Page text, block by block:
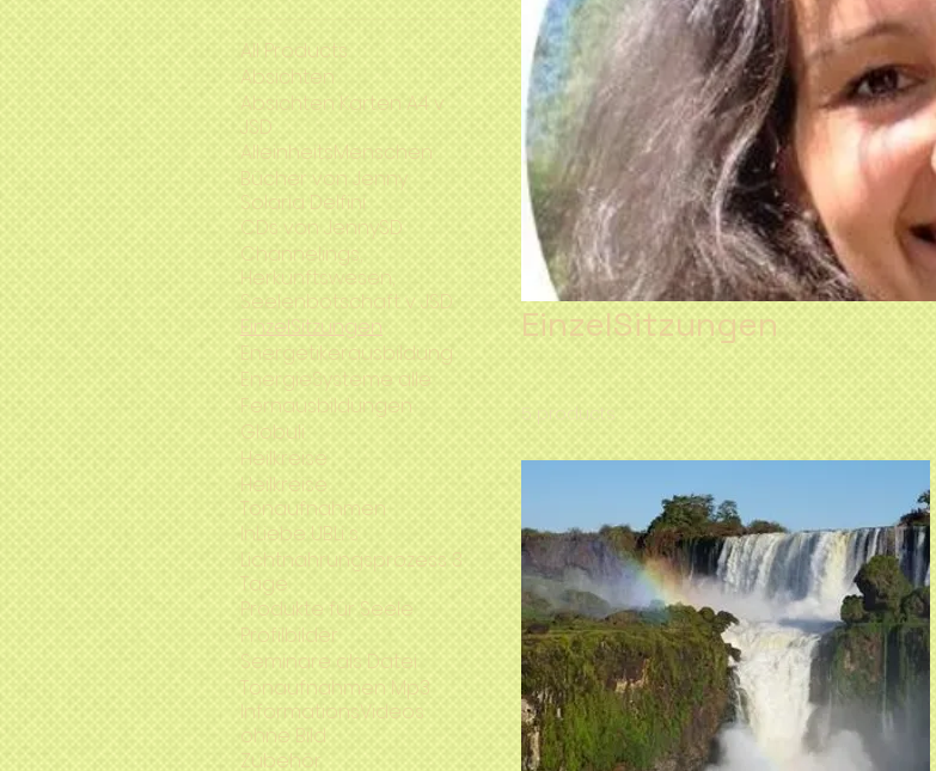
All Products
Absichten
Absichten Karten A4 v
JSD
AlleinheitsMenschen
Bücher von Jenny
Solaria Delfini
CDs von JennySD
Channelings,
Herkunftswesen,
Seelenbotschaft v JSD
EinzelSitzungen
Energetikerausbildung
EnergieSysteme alle
Fernausbildungen
Globuli
Heilkreise
Heilkreise
Tonaufnahmen
InLiebe UBLi s
Lichtnahrungsprozess 3
Tage
Produkte für Seele
Profilbilder
Seminare als Datei
Tonaufnahmen Mp3
InformationsVideos
ohne Bild
Zubehör
EinzelSitzungen
5 products